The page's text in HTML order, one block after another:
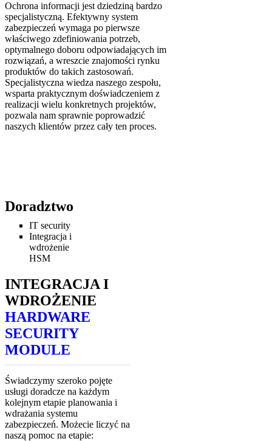
Ochrona informacji jest dziedziną bardzo
specjalistyczną. Efektywny system
zabezpieczeń wymaga po pierwsze
właściwego zdefiniowania potrzeb,
optymalnego doboru odpowiadających im
rozwiązań, a wreszcie znajomości rynku
produktów do takich zastosowań.
Specjalistyczna wiedza naszego zespołu,
wsparta praktycznym doświadczeniem z
realizacji wielu konkretnych projektów,
pozwala nam sprawnie poprowadzić
naszych klientów przez cały ten proces.
Doradztwo
IT security
Integracja i
wdrożenie
HSM
INTEGRACJA I
WDROŻENIE
HARDWARE
SECURITY
MODULE
Świadczymy szeroko pojęte
usługi doradcze na każdym
kolejnym etapie planowania i
wdrażania systemu
zabezpieczeń. Możecie liczyć na
naszą pomoc na etapie: